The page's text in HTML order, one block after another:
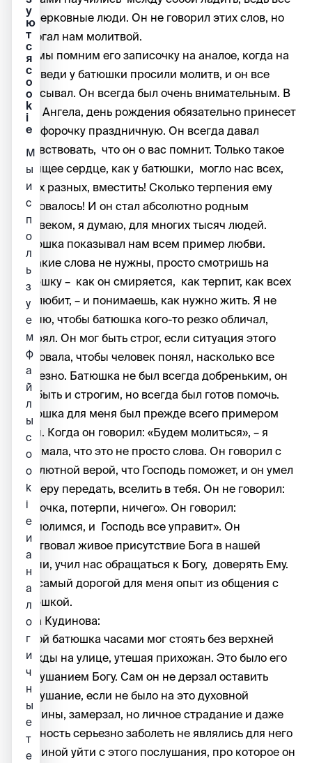
мы церковные люди. Он не говорил этих слов, но
помогал нам молитвой.
Все мы помним его записочку на аналое, когда на
исповеди у батюшки просили молитв, и он все
записывал. Он всегда был очень внимательным. В
день Ангела, день рождения обязательно принесет
просфорочку праздничную. Он всегда давал
почувствовать, что он о вас помнит. Только такое
любящее сердце, как у батюшки, могло нас всех,
таких разных, вместить! Сколько терпения ему
требовалось! И он стал абсолютно родным
человеком, я думаю, для многих тысяч людей.
Батюшка показывал нам всем пример любви.
Никакие слова не нужны, просто смотришь на
батюшку – как он смиряется, как терпит, как всех
нас любит, – и понимаешь, как нужно жить. Я не
помню, чтобы батюшка кого-то резко обличал,
смирял. Он мог быть строг, если ситуация этого
требовала, чтобы человек понял, насколько все
серьезно. Батюшка не был всегда добреньким, он
мог быть и строгим, но всегда был готов помочь.
Батюшка для меня был прежде всего примером
веры. Когда он говорил: «Будем молиться», – я
понимала, что это не просто слова. Он говорил с
абсолютной верой, что Господь поможет, и он умел
эту веру передать, вселить в тебя. Он не говорил:
«Деточка, потерпи, ничего». Он говорил:
«Помолимся, и Господь все управит». Он
чувствовал живое присутствие Бога в нашей
жизни, учил нас обращаться к Богу, доверять Ему.
Это самый дорогой для меня опыт из общения с
батюшкой.
Анна Кудинова:
Зимой батюшка часами мог стоять без верхней
одежды на улице, утешая прихожан. Это было его
послушанием Богу. Сам он не дерзал оставить
послушание, если не было на это духовной
причины, замерзал, но личное страдание и даже
опасность серьезно заболеть не являлись для него
причиной уйти с этого послушания, про которое он
у
ю
т
с
я
c
o
o
k
i
e
М
ы
и
с
п
о
л
ь
з
у
е
м
ф
а
й
л
ы
c
o
o
k
i
e
и
а
н
а
л
о
г
и
ч
н
ы
е
т
е